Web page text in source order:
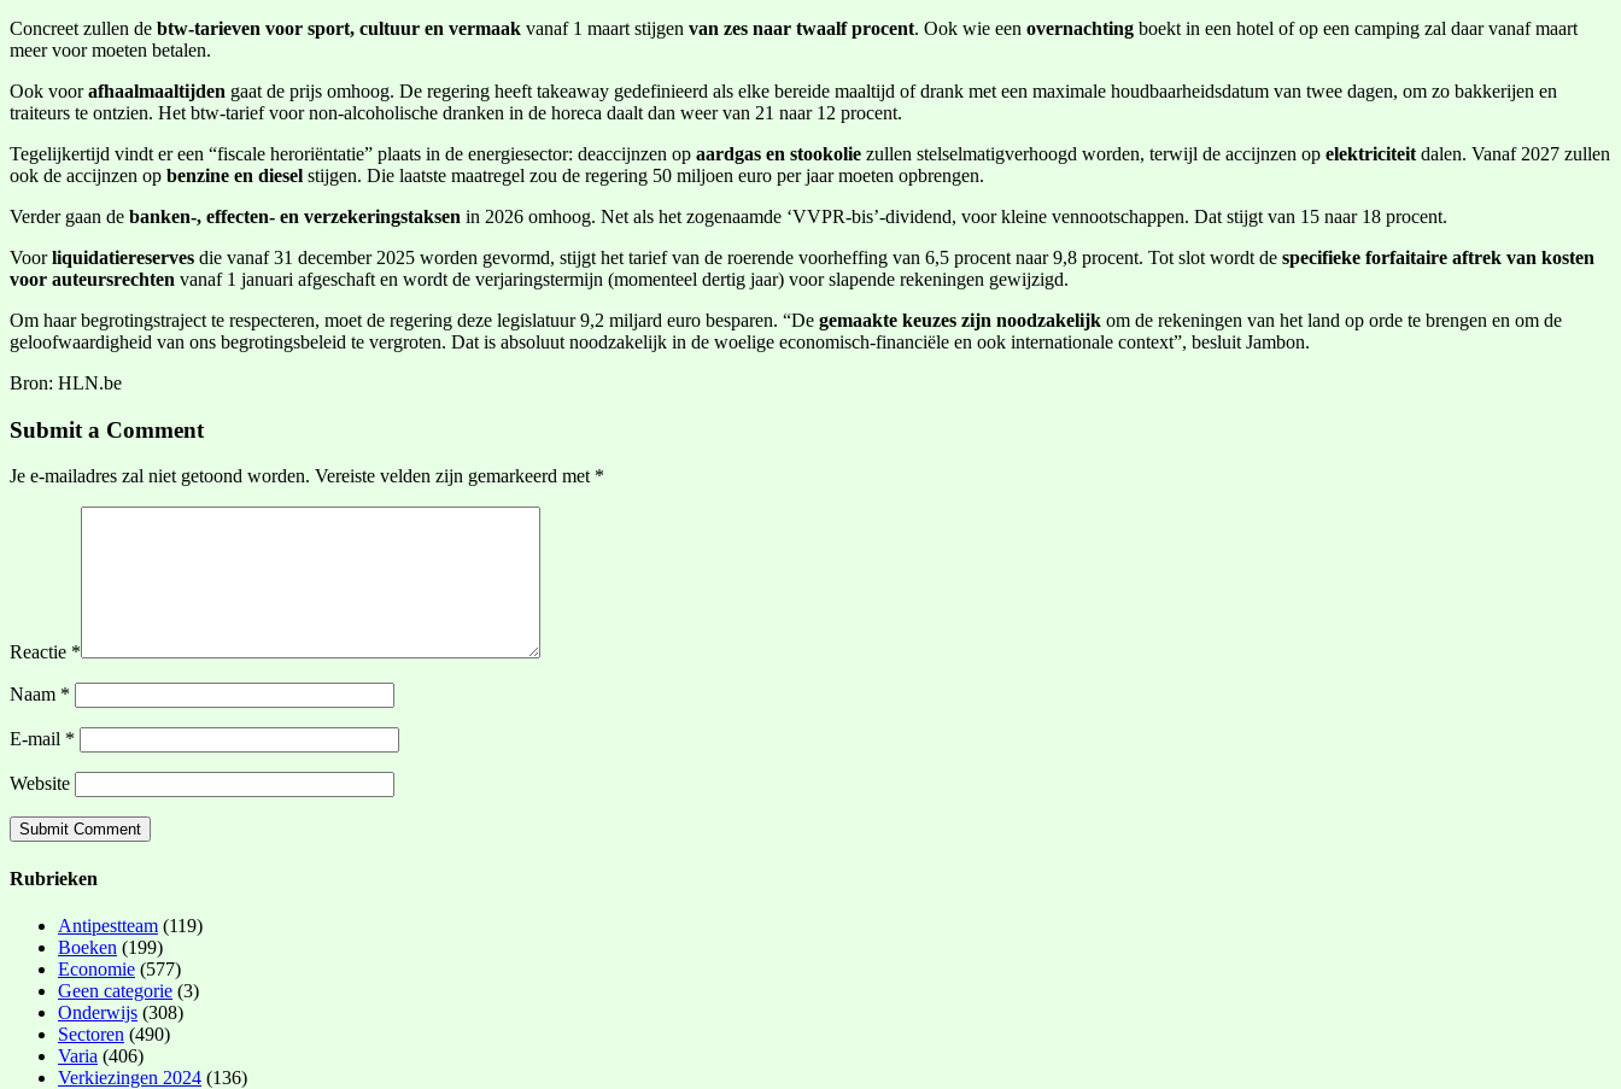
Concreet zullen de btw-tarieven voor sport, cultuur en vermaak vanaf 1 maart stijgen van zes naar twaalf procent. Ook wie een overnachting boekt in een hotel of op een camping zal daar vanaf maart
meer voor moeten betalen.
Ook voorafhaalmaaltijden gaat de prijs omhoog. De regering heeft takeaway gedefinieerd als elke bereide maaltijd of drank met een maximale houdbaarheidsdatum van twee dagen, om zo bakkerijen en
traiteurs te ontzien. Het btw-tarief voor non-alcoholische dranken in de horeca daalt dan weer van 21 naar 12 procent.
Tegelijkertijd vindt er een “fiscale heroriëntatie” plaats in de energiesector: deaccijnzen op aardgas en stookolie zullen stelselmatigverhoogd worden, terwijl de accijnzen op elektriciteit dalen. Vanaf 2027 zullen
ook de accijnzen op benzine en diesel stijgen. Die laatste maatregel zou de regering 50 miljoen euro per jaar moeten opbrengen.
Verder gaan de banken-, effecten- en verzekeringstaksen in 2026 omhoog. Net als het zogenaamde ‘VVPR-bis’-dividend, voor kleine vennootschappen. Dat stijgt van 15 naar 18 procent.
Voorliquidatiereserves die vanaf 31 december 2025 worden gevormd, stijgt het tarief van de roerende voorheffing van 6,5 procent naar 9,8 procent. Tot slot wordt de specifieke forfaitaire aftrek van kosten
voor auteursrechten vanaf 1 januari afgeschaft en wordt de verjaringstermijn (momenteel dertig jaar) voor slapende rekeningen gewijzigd.
Om haar begrotingstraject te respecteren, moet de regering deze legislatuur 9,2 miljard euro besparen. “De gemaakte keuzes zijn noodzakelijk om de rekeningen van het land op orde te brengen en om de
geloofwaardigheid van ons begrotingsbeleid te vergroten. Dat is absoluut noodzakelijk in de woelige economisch-financiële en ook internationale context”, besluit Jambon.
Bron: HLN.be
Submit a Comment
Je e-mailadres zal niet getoond worden. Vereiste velden zijn gemarkeerd met *
Reactie *
Naam *
E-mail *
Website
Rubrieken
Antipestteam (119)
Boeken (199)
Economie (577)
Geen categorie (3)
Onderwijs (308)
Sectoren (490)
Varia (406)
Verkiezingen 2024 (136)